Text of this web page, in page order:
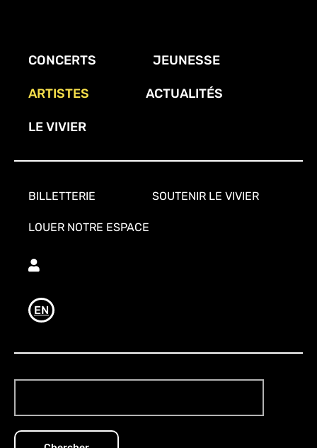
principal
CONCERTS JEUNESSE
ARTISTES ACTUALITÉS
LE VIVIER
BILLETTERIE SOUTENIR LE VIVIER
LOUER NOTRE ESPACE
EN